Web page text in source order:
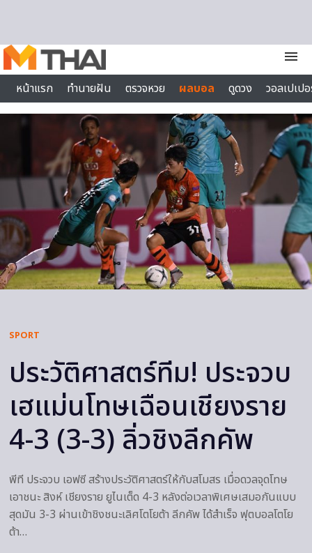
menu
หน้าแรก
ทำนายฝัน ตรวจหวย ผลบอล ดูดวง
วอลเปเป
ไลฟ์สไตล์
SPORT
ประวัติศาสตร์ทีม! ประจวบ
เฮแม่นโทษเฉือนเชียงราย
4-3 (3-3) ลิ่วชิงลีกคัพ
พีที ประจวบ เอฟซี สร้างประวัติศาสตร์ให้กับสโมสร เมื่อดวลจุดโทษ
เอาชนะ สิงห์ เชียงราย ยูไนเต็ด 4-3 หลังต่อเวลาพิเศษเสมอกันแบบ
สุดมัน 3-3 ผ่านเข้าชิงชนะเลิศโตโยต้า ลีกคัพ ได้สำเร็จ ฟุตบอลโตโย
ต้า…